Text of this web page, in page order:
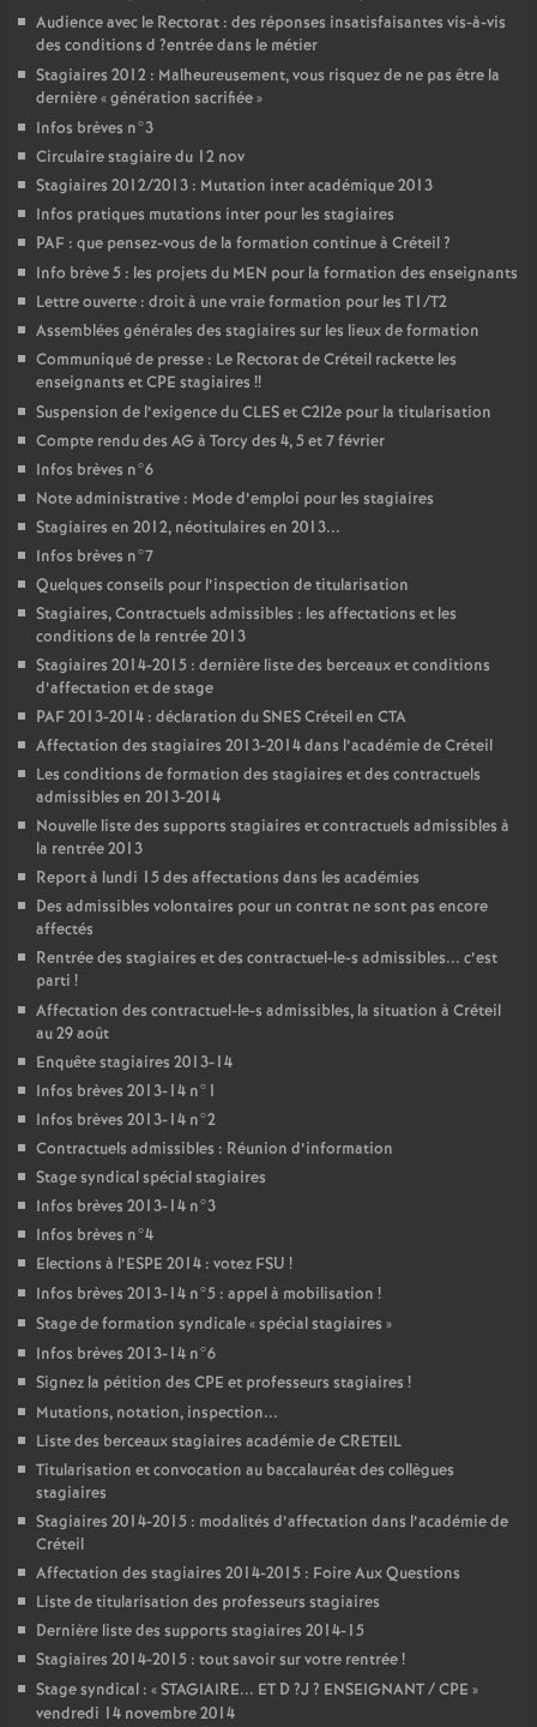
Audience avec le Rectorat : des réponses insatisfaisantes vis-à-vis
des conditions d ?entrée dans le métier
Stagiaires 2012 : Malheureusement, vous risquez de ne pas être la
dernière «génération sacrifiée»
Infos brèves n°3
Circulaire stagiaire du 12 nov
Stagiaires 2012/2013 : Mutation inter académique 2013
Infos pratiques mutations inter pour les stagiaires
PAF : que pensez-vous de la formation continue à Créteil?
Info brève 5 : les projets du MEN pour la formation des enseignants
Lettre ouverte : droit à une vraie formation pour les T1/T2
Assemblées générales des stagiaires sur les lieux de formation
Communiqué de presse : Le Rectorat de Créteil rackette les
enseignants etCPE stagiaires !!
Suspension de l’exigence duCLESet C2I2e pour la titularisation
Compte rendu des AG à Torcy des 4, 5 et 7 février
Infos brèves n°6
Note administrative : Mode d’emploi pour les stagiaires
Stagiaires en 2012, néotitulaires en 2013...
Infos brèves n°7
Quelques conseils pour l’inspection de titularisation
Stagiaires, Contractuels admissibles : les affectations et les
conditions de la rentrée 2013
Stagiaires 2014-2015 : dernière liste des berceaux et conditions
d’affectation et de stage
PAF2013-2014 : déclaration duSNESCréteil en CTA
Affectation des stagiaires 2013-2014 dans l’académie de Créteil
Les conditions de formation des stagiaires et des contractuels
admissibles en 2013-2014
Nouvelle liste des supports stagiaires et contractuels admissibles à
la rentrée 2013
Report à lundi 15 des affectations dans les académies
Des admissibles volontaires pour un contrat ne sont pas encore
affectés
Rentrée des stagiaires et des contractuel-le-s admissibles... c’est
parti !
Affectation des contractuel-le-s admissibles, la situation à Créteil
au 29 août
Enquête stagiaires 2013-14
Infos brèves 2013-14 n°1
Infos brèves 2013-14 n°2
Contractuels admissibles : Réunion d’information
Stage syndical spécial stagiaires
Infos brèves 2013-14 n°3
Infos brèves n°4
Elections à l’ESPE 2014 : votez FSU !
Infos brèves 2013-14 n°5 : appel à mobilisation !
Stage de formation syndicale «spécial stagiaires »
Infos brèves 2013-14 n°6
Signez la pétition des CPE et professeurs stagiaires !
Mutations, notation, inspection...
Liste des berceaux stagiaires académie deCRETEIL
Titularisation et convocation au baccalauréat des collègues
stagiaires
Stagiaires 2014-2015 : modalités d’affectation dans l’académie de
Créteil
Affectation des stagiaires 2014-2015 : Foire Aux Questions
Liste de titularisation des professeurs stagiaires
Dernière liste des supports stagiaires 2014-15
Stagiaires 2014-2015 : tout savoir sur votre rentrée!
Stage syndical : «STAGIAIRE... ET D ?J ? ENSEIGNANT/CPE »
vendredi 14 novembre 2014